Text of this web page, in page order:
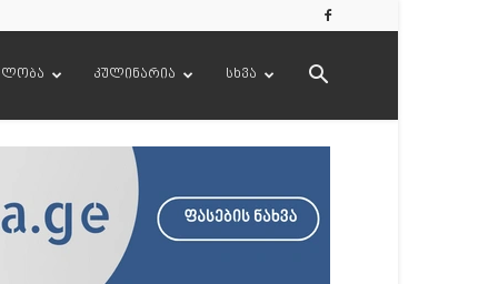
კულინარია სხვა